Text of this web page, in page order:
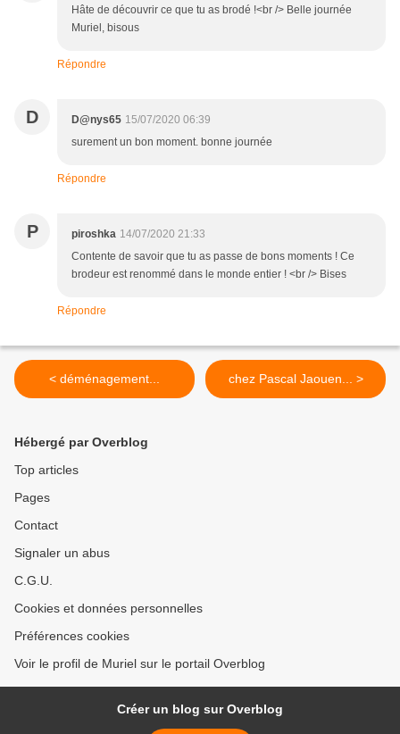
Hâte de découvrir ce que tu as brodé !<br /> Belle journée
Muriel, bisous
Répondre
D D@nys65 15/07/2020 06:39
surement un bon moment. bonne journée
Répondre
P piroshka 14/07/2020 21:33
Contente de savoir que tu as passe de bons moments ! Ce
brodeur est renommé dans le monde entier ! <br /> Bises
Répondre
< déménagement... chez Pascal Jaouen... >
Hébergé par Overblog
Top articles
Pages
Contact
Signaler un abus
C.G.U.
Cookies et données personnelles
Préférences cookies
Voir le profil de Muriel sur le portail Overblog
Créer un blog sur Overblog